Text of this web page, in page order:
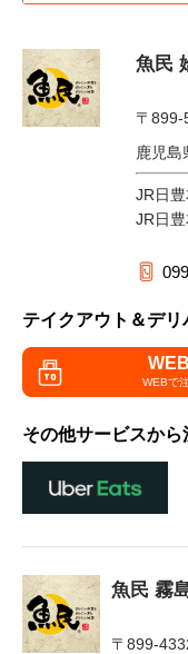
魚民
〒899-
鹿児
JR日
JR日
テイクアウト＆デリ
WEBで
その他サービスから
魚民 霧
〒899-